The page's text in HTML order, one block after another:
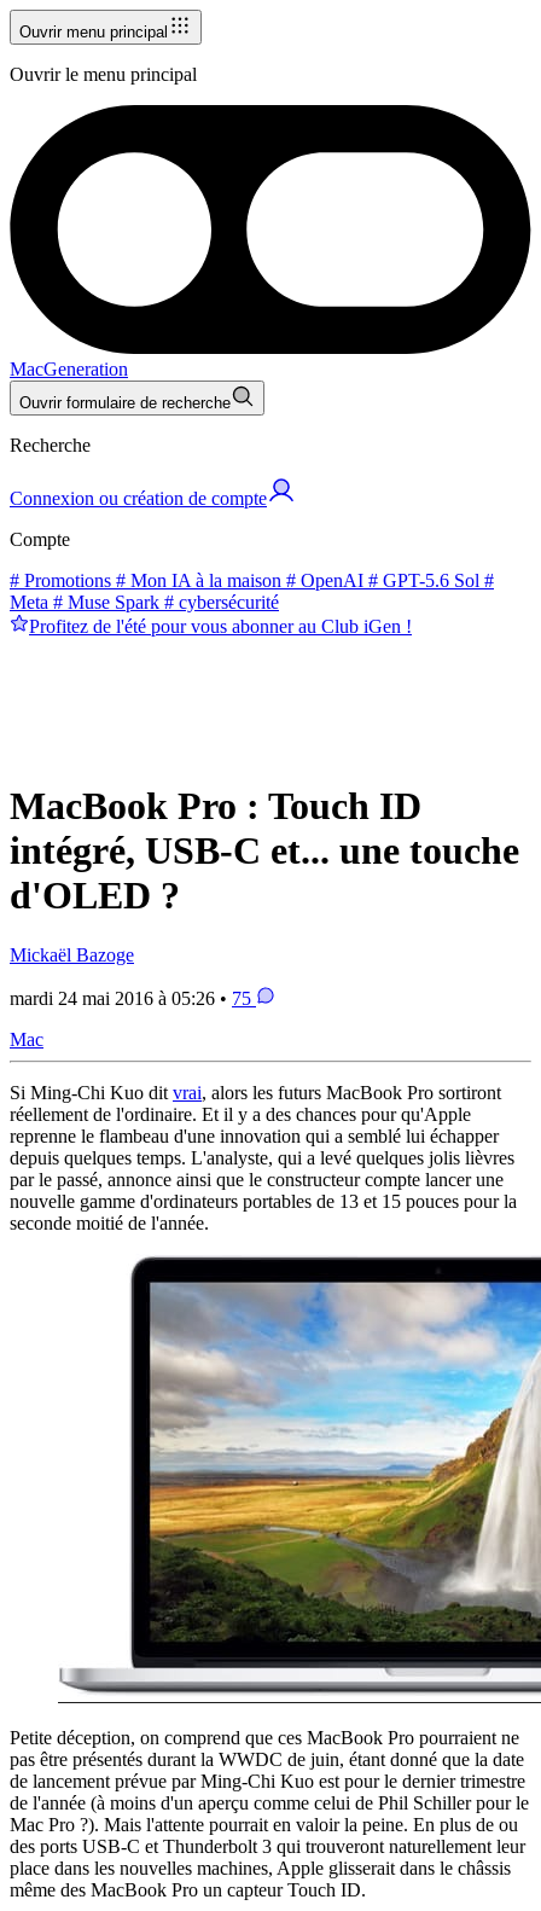
Ouvrir menu principal
Ouvrir le menu principal
MacGeneration
Ouvrir formulaire de recherche
Recherche
Connexion ou création de compte
Compte
# Promotions # Mon IA à la maison # OpenAI # GPT-5.6 Sol #
Meta # Muse Spark # cybersécurité
Profitez de l'été pour vous abonner au Club iGen !
MacBook Pro : Touch ID
intégré, USB-C et... une touche
d'OLED ?
Mickaël Bazoge
mardi 24 mai 2016 à 05:26 • 75
Mac
Si Ming-Chi Kuo dit vrai, alors les futurs MacBook Pro sortiront
réellement de l'ordinaire. Et il y a des chances pour qu'Apple
reprenne le flambeau d'une innovation qui a semblé lui échapper
depuis quelques temps. L'analyste, qui a levé quelques jolis lièvres
par le passé, annonce ainsi que le constructeur compte lancer une
nouvelle gamme d'ordinateurs portables de 13 et 15 pouces pour la
seconde moitié de l'année.
Petite déception, on comprend que ces MacBook Pro pourraient ne
pas être présentés durant la WWDC de juin, étant donné que la date
de lancement prévue par Ming-Chi Kuo est pour le dernier trimestre
de l'année (à moins d'un aperçu comme celui de Phil Schiller pour le
Mac Pro ?). Mais l'attente pourrait en valoir la peine. En plus de ou
des ports USB-C et Thunderbolt 3 qui trouveront naturellement leur
place dans les nouvelles machines, Apple glisserait dans le châssis
même des MacBook Pro un capteur Touch ID.